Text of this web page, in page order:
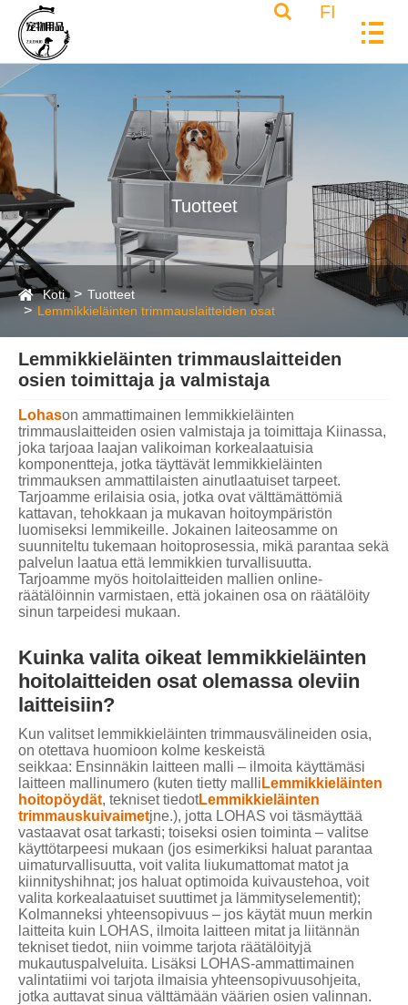
FI
Tuotteet
Koti
Tuotteet
Lemmikkieläinten trimmauslaitteiden osat
Lemmikkieläinten trimmauslaitteiden
osien toimittaja ja valmistaja
Lohason ammattimainen lemmikkieläinten
trimmauslaitteiden osien valmistaja ja toimittaja Kiinassa,
joka tarjoaa laajan valikoiman korkealaatuisia
komponentteja, jotka täyttävät lemmikkieläinten
trimmauksen ammattilaisten ainutlaatuiset tarpeet.
Tarjoamme erilaisia ​​osia, jotka ovat välttämättömiä
kattavan, tehokkaan ja mukavan hoitoympäristön
luomiseksi lemmikeille. Jokainen laiteosamme on
suunniteltu tukemaan hoitoprosessia, mikä parantaa sekä
palvelun laatua että lemmikkien turvallisuutta.
Tarjoamme myös hoitolaitteiden mallien online-
räätälöinnin varmistaen, että jokainen osa on räätälöity
sinun tarpeidesi mukaan.
Kuinka valita oikeat lemmikkieläinten
hoitolaitteiden osat olemassa oleviin
laitteisiin?
Kun valitset lemmikkieläinten trimmausvälineiden osia,
on otettava huomioon kolme keskeistä
seikkaa: Ensinnäkin laitteen malli – ilmoita käyttämäsi
laitteen mallinumero (kuten tietty malli Lemmikkieläinten
hoitopöydät, tekniset tiedotLemmikkieläinten
trimmauskuivaimetjne.), jotta LOHAS voi täsmäyttää
vastaavat osat tarkasti; toiseksi osien toiminta – valitse
käyttötarpeesi mukaan (jos esimerkiksi haluat parantaa
uimaturvallisuutta, voit valita liukumattomat matot ja
kiinnityshihnat; jos haluat optimoida kuivaustehoa, voit
valita korkealaatuiset suuttimet ja lämmityselementit);
Kolmanneksi yhteensopivuus – jos käytät muun merkin
laitteita kuin LOHAS, ilmoita laitteen mitat ja liitännän
tekniset tiedot, niin voimme tarjota räätälöityjä
mukautuspalveluita. Lisäksi LOHAS-ammattimainen
valintatiimi voi tarjota ilmaisia ​​yhteensopivuusohjeita,
jotka auttavat sinua välttämään väärien osien valinnan.